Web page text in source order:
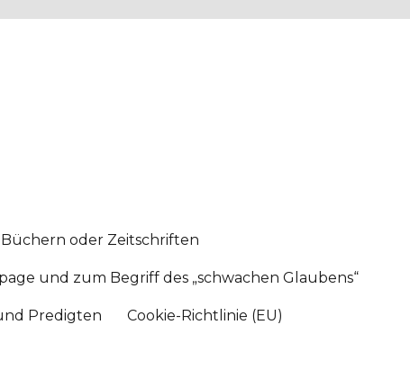
oder Zeitschriften
und zum Begriff des „schwachen Glaubens“
Predigten Cookie-Richtlinie (EU)